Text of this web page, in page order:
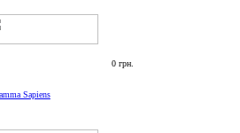
Sapiens
0 грн.